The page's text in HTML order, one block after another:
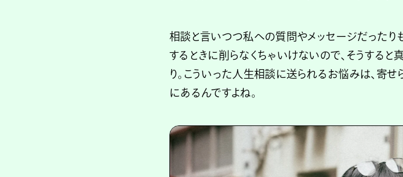
相談と言いつつ私への質問やメッセージだったり
するときに削らなくちゃいけないので、そうする
り。こういった人生相談に送られるお悩みは、寄
にあるんですよね。